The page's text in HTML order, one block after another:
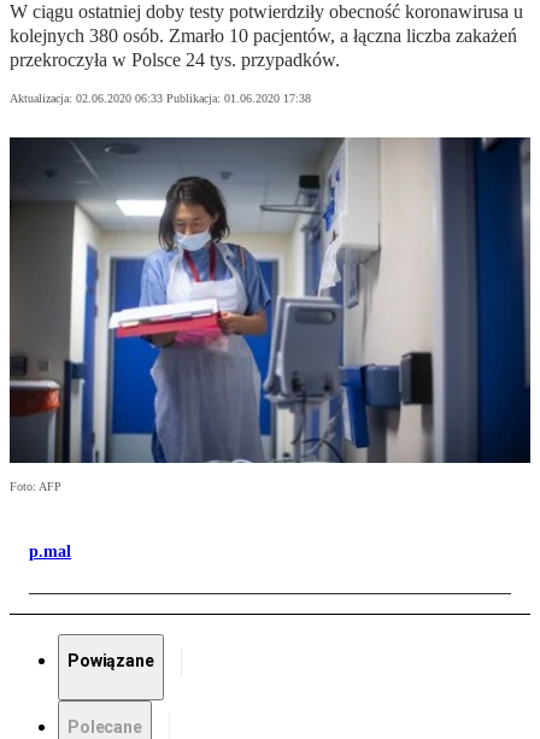
W ciągu ostatniej doby testy potwierdziły obecność koronawirusa u
kolejnych 380 osób. Zmarło 10 pacjentów, a łączna liczba zakażeń
przekroczyła w Polsce 24 tys. przypadków.
Aktualizacja: 02.06.2020 06:33 Publikacja: 01.06.2020 17:38
Foto: AFP
p.mal
Powiązane
Polecane